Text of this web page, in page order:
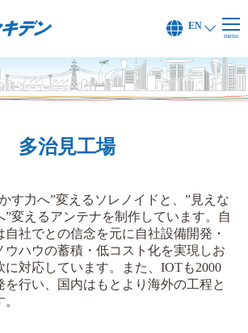
EN
menu
多治見工場
す力へ”変えるソレノイドと、”見えな
”変えるアンテナを制作しています。自
社でとの信念を元に自社設備開発・
ウハウの蓄積・低コスト化を実現しお
に対応しています。また、IOTも2000
を行い、国内はもとより海外の工程と